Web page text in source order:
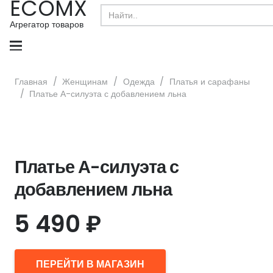
ECOMX
Агрегатор товаров
Search
for:
Главная / Женщинам / Одежда / Платья и сарафаны
/ Платье А-силуэта с добавлением льна
Платье А-силуэта с
добавлением льна
5 490 ₽
ПЕРЕЙТИ В МАГАЗИН